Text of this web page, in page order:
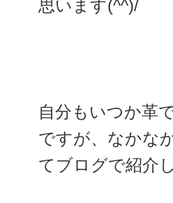
思います(^^)/
自分もいつか革
ですが、なかな
てブログで紹介